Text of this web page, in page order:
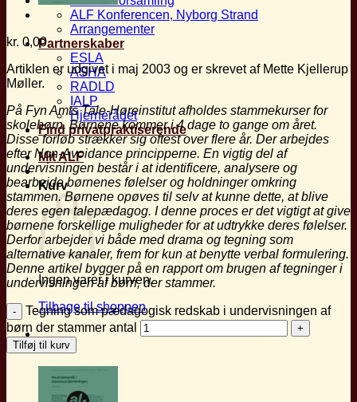
ALF Konferencen, Nyborg Strand
Arrangementer
Partnerskaber
ESLA
ASHA
RADLD
IALP
Hjernerådet
Find privatpraktiserende
Mit ALF
Kurv
Ingen varer i kurven.
Tilbage til shoppen
kr. 0,00
Artiklen er udgivet i maj 2003 og er skrevet af Mette Kjellerup
Møller.
På Fyn Amts Tale-Høreinstitutafholdes stammekurser for
skolebørn. Børnene kommeri 4 dage to gange om året.
Disse forløb strækker sig oftestover flere år. Der arbejdes
efter Non-Avoidance principperne. En vigtig del af
undervisningen består i atidentificere, analysere og
bearbejdebørnenes følelser og holdninger omkring
stammen.Børnene opøves til selvat kunne dette, at blive
deres egen talepædagog. I denne proces er det vigtigtat give
børnene forskellige muligheder for at udtrykke deres følelser.
Derfor arbejder vi både med drama og tegning som
alternative kanaler, frem for kun at benytte verbal formulering.
Denne artikel bygger på en rapportom brugen af tegninger i
undervisningenaf børn, derstammer.
Tegning som pædagogisk redskab i undervisningen af
børn der stammer antal
Tilføj til kurv